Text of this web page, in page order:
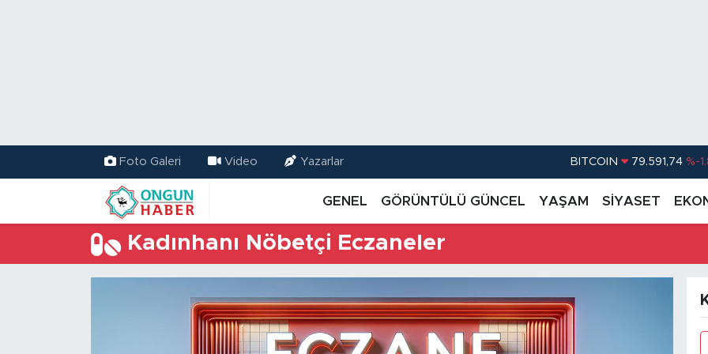
Foto Galeri Video Yazarlar BITCOIN 79.591,74 %-
G.ALTIN 6862,09000
GENEL GÖRÜNTÜLÜ GÜNCEL YAŞAM SİYASET
Kadınhanı Nöbetçi Eczaneler
Trafik Durumu
TFF 2.Lig Kırmızı Grup Puan Durumu ve Fikstür
Tüm Manşetler